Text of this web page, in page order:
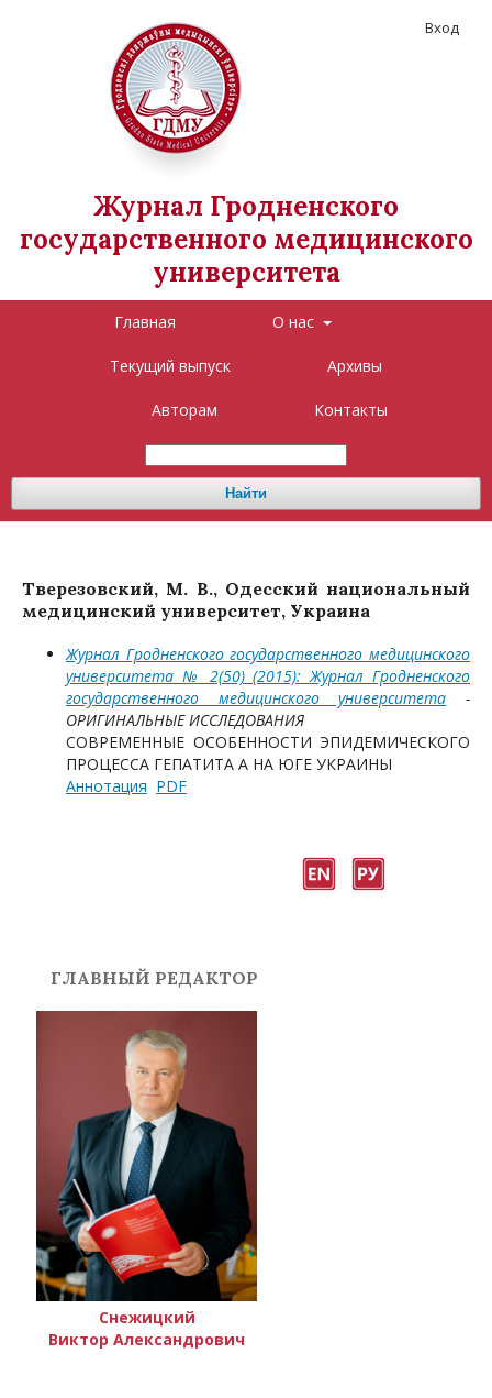
Журнал Гродненского
государственного медицинского
университета
Главная О нас
Текущий выпуск Архивы
Авторам Контакты
Найти
Вход
Тверезовский, М. В., Одесский национальный
медицинский университет, Украина
Журнал Гродненского государственного медицинского
университета № 2(50) (2015): Журнал Гродненского
государственного медицинского университета -
ОРИГИНАЛЬНЫЕ ИССЛЕДОВАНИЯ
СОВРЕМЕННЫЕ ОСОБЕННОСТИ ЭПИДЕМИЧЕСКОГО
ПРОЦЕССА ГЕПАТИТА А НА ЮГЕ УКРАИНЫ
Аннотация PDF
ГЛАВНЫЙ РЕДАКТОР
Снежицкий
Виктор Александрович